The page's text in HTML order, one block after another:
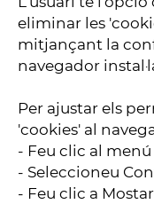
eliminar les
mitjançant la
navegador
Per ajustar els
'cookies' al
- Feu clic al
- Seleccioneu
- Feu clic a